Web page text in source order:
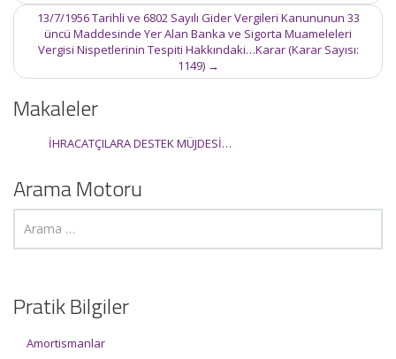
13/7/1956 Tarihli ve 6802 Sayılı Gider Vergileri Kanununun 33
üncü Maddesinde Yer Alan Banka ve Sigorta Muameleleri
Vergisi Nispetlerinin Tespiti Hakkındaki…Karar (Karar Sayısı:
1149) →
Makaleler
İHRACATÇILARA DESTEK MÜJDESİ…
Arama Motoru
Pratik Bilgiler
Amortismanlar